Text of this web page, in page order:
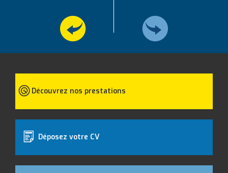
Découvrez nos prestations
Déposez votre CV